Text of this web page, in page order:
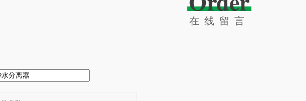
在线留言